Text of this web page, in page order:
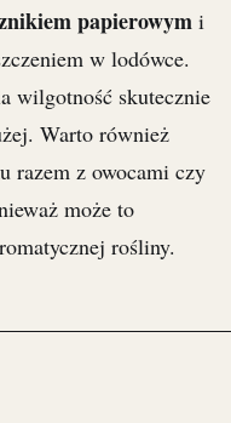
papierowym i
w lodówce.
wilgotność skutecznie
Warto również
razem z owocami czy
może to
rośliny.